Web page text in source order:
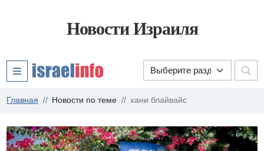
Новости Израиля
Главная Новости по теме хани блайвайс